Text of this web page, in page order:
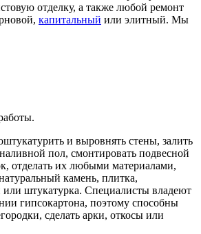
отделку, а также любой ремонт
капитальный или элитный. Мы
и выровнять стены, залить
пол, смонтировать подвесной
отделать их любыми материалами,
камень, плитка,
или штукатурка. Специалисты владеют
гипсокартона, поэтому способны
сделать арки, откосы или